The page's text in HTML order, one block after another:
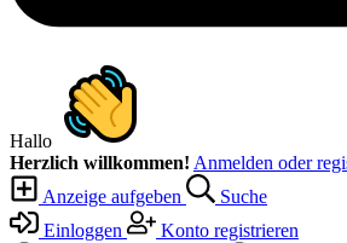
Hallo
Herzlich willkommen! Anmelden oder
Anzeige aufgeben
Suche
Einloggen
Konto registrieren